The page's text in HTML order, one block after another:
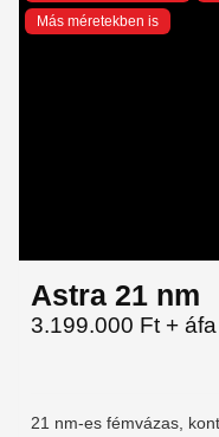
Más méretekben is
Astra 21 nm
3.199.000 Ft + áfa
21 nm-es fémvázas,